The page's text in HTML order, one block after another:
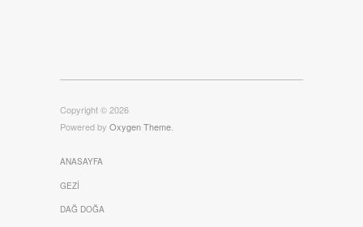
Copyright © 2026
Powered by Oxygen Theme.
ANASAYFA
GEZI
DAĞ DOĞA